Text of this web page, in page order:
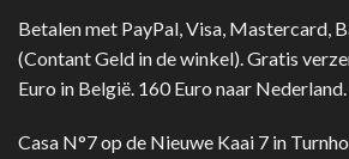
Betalen met PayPal, Visa, Mastercard,
(Contant Geld in de winkel). Gratis
Euro in België. 160 Euro naar Nederland.
Casa N°7 op de Nieuwe Kaai 7 in